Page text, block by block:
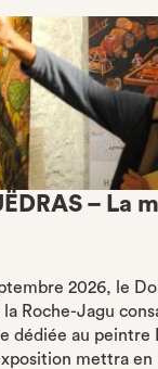
– La
2026, le
Roche-Jagu
dédiée au peintre
mettra en